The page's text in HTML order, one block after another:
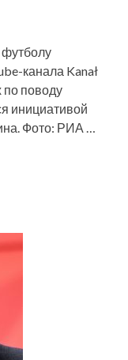
канала Kanał
по поводу
инициативой
Фото: РИА …